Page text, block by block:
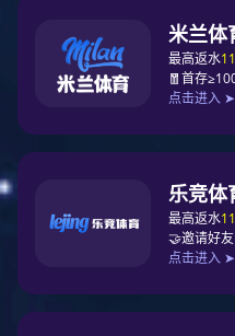
广东单肩包厂家|斜挎包